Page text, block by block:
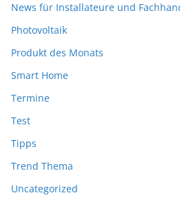
News für Installateure und
Photovoltaik
Produkt des Monats
Smart Home
Termine
Test
Tipps
Trend Thema
Uncategorized